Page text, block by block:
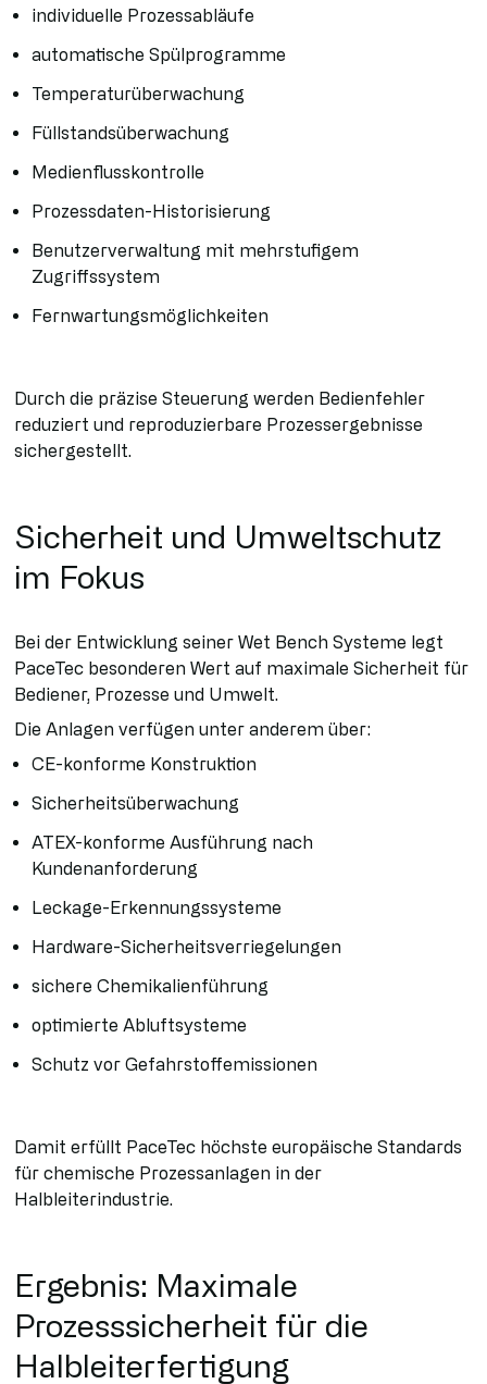
individuelle Prozessabläufe
automatische Spülprogramme
Temperaturüberwachung
Füllstandsüberwachung
Medienflusskontrolle
Prozessdaten-Historisierung
Benutzerverwaltung mit mehrstufigem
Zugriffssystem
Fernwartungsmöglichkeiten
Durch die präzise Steuerung werden Bedienfehler
reduziert und reproduzierbare Prozessergebnisse
sichergestellt.
Sicherheit und Umweltschutz
im Fokus
Bei der Entwicklung seiner Wet Bench Systeme legt
PaceTec besonderen Wert auf maximale Sicherheit für
Bediener, Prozesse und Umwelt.
Die Anlagen verfügen unter anderem über:
CE-konforme Konstruktion
Sicherheitsüberwachung
ATEX-konforme Ausführung nach
Kundenanforderung
Leckage-Erkennungssysteme
Hardware-Sicherheitsverriegelungen
sichere Chemikalienführung
optimierte Abluftsysteme
Schutz vor Gefahrstoffemissionen
Damit erfüllt PaceTec höchste europäische Standards
für chemische Prozessanlagen in der
Halbleiterindustrie.
Ergebnis: Maximale
Prozesssicherheit für die
Halbleiterfertigung